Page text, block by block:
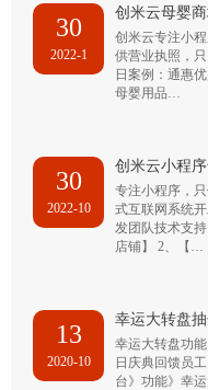
30
2022-1
创米云母婴
创米云专注小
供营业执照，
日案例：通惠
母婴用品…
30
2022-10
创米云小程
专注小程序，
式互联网系统
发团队技术支
店铺】 2、【…
13
2020-10
幸运大转盘
幸运大转盘功
日庆典回馈员
台》功能》幸